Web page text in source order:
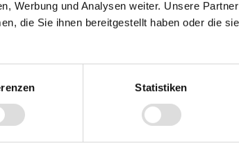
Werbung und Analysen weiter. Unsere
die Sie ihnen bereitgestellt haben oder die
Statistiken